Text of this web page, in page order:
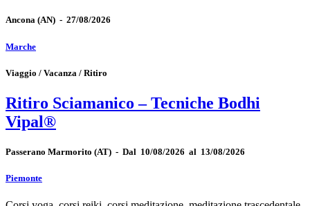
Ancona (AN) - 27/08/2026
Marche
Viaggio / Vacanza / Ritiro
Ritiro Sciamanico – Tecniche Bodhi
Vipal®
Passerano Marmorito (AT) - Dal 10/08/2026 al 13/08/2026
Piemonte